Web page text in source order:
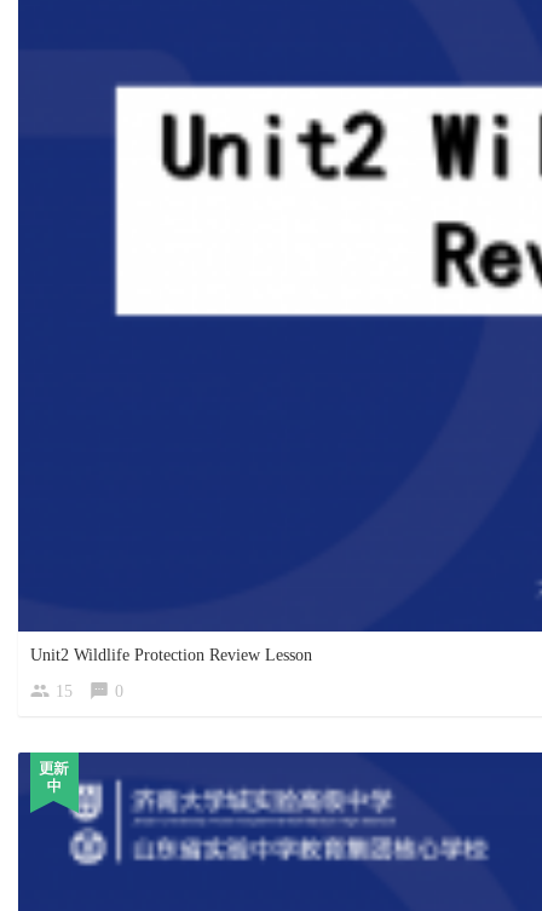
Unit2 Wildlife Protection Review Lesson
15
0